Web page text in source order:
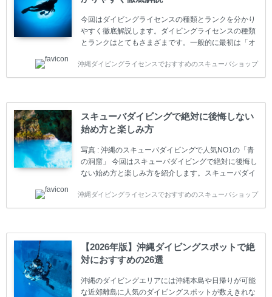
今回はダイビングライセンスの種類とランクを分かり
やすく徹底解説します。ダイビングライセンスの種類
とランクはとてもさまざまです。一般的に最初は「オ
す。 ダイビングのライセンスカードはダイビングの教
育機関もしくは指導団体が発行しています。教育機関
動をしています。 ダイビングライセンスの種類はエン
トリーレベルのライセンスからプロレベルのライセン
スまでランク分けされています。各教育機関(指導団
体)によってライセンスカードの名称、トレーニング内
容に違いがありま...
沖縄ダイビングライセンスでおすすめのスキューバショップ
スキューバダイビングで絶対に後悔しない
始め方と楽しみ方
写真 : 沖縄のスキューバダイビングで人気NO1の「青
の洞窟」 今回はスキューバダイビングで絶対に後悔し
ない始め方と楽しみ方を紹介します。スキューバダイ
やまだ始めて間もない初心者の方に必見の内容です。
スキューバダイビングの始め方と楽しみ方について学
ダイビングが台無しになり後悔することになってしま
うかもしれません。 又、スキューバダイビングは事故
のリスクがあるスポーツでもあります。もしかしたら
危険な思いをしてしまうかもしれません。 今回は現地
ダイビング...
沖縄ダイビングライセンスでおすすめのスキューバショップ
【2026年版】沖縄ダイビングスポットで絶
対におすすめの26選
沖縄のダイビングエリアには沖縄本島や日帰りが可能
な近郊離島に人気のダイビングスポットが数えきれな